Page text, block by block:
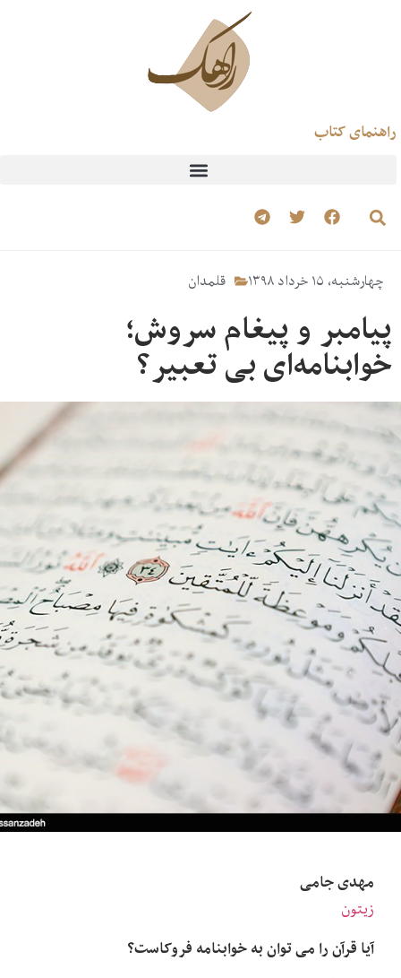
راهنمای کتاب
چهارشنبه، ۱۵ خرداد ۱۳۹۸ قلمدان
پیامبر و پیغام سروش؛
خوابنامه‌ای بی تعبیر؟
مهدی جامی
زیتون
آیا قرآن را می توان به خوابنامه فروکاست؟